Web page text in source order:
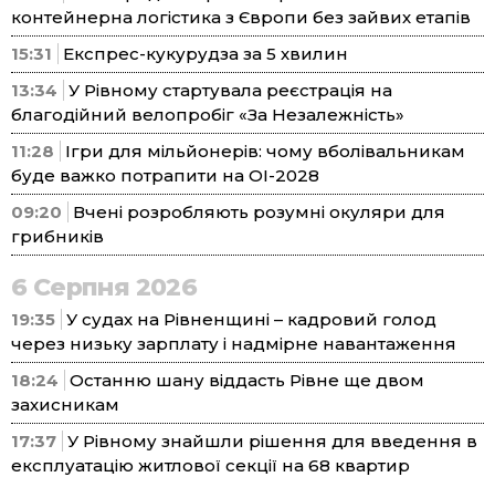
контейнерна логістика з Європи без зайвих етапів
15:31
Експрес-кукурудза за 5 хвилин
13:34 У Рівному стартувала реєстрація на
благодійний велопробіг «За Незалежність»
11:28
Ігри для мільйонерів: чому вболівальникам
буде важко потрапити на ОІ-2028
09:20
Вчені розробляють розумні окуляри для
грибників
6 Серпня 2026
19:35 У судах на Рівненщині – кадровий голод
через низьку зарплату і надмірне навантаження
18:24 Останню шану віддасть Рівне ще двом
захисникам
17:37 У Рівному знайшли рішення для введення в
експлуатацію житлової секції на 68 квартир